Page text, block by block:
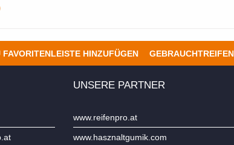
FAVORITENLEISTE HINZUFÜGEN
UNSERE PARTNER
www.reifenpro.at
www.hasznaltgumik.com